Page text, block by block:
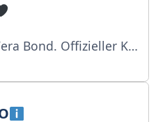
im Gesellschaftstanz, Vera Bondareva. Mein Schönheitssalon: https://eazybeauty.ru